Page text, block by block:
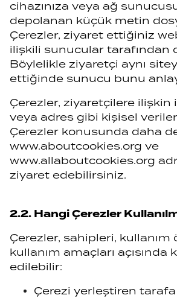
cihazınıza veya ağ
depolanan küçük metin
Çerezler, ziyaret ettiğiniz
ilişkili sunucular tarafından
Böylelikle ziyaretçi aynı
ettiğinde sunucu bunu
Çerezler, ziyaretçilere ilişkin
veya adres gibi kişisel
Çerezler konusunda daha
www.aboutcookies.org ve
www.allaboutcookies.org
ziyaret edebilirsiniz.
2.2. Hangi Çerezler
Çerezler, sahipleri, kullanım
kullanım amaçları açısında
edilebilir:
Çerezi yerleştiren tarafa